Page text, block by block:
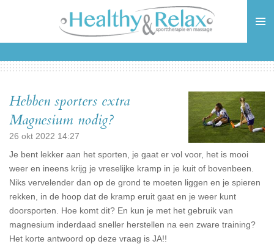
hoofdinhoud
Hebben sporters extra
Magnesium nodig?
26 okt 2022 14:27
Je bent lekker aan het sporten, je gaat er vol voor, het is mooi
weer en ineens krijg je vreselijke kramp in je kuit of bovenbeen.
Niks vervelender dan op de grond te moeten liggen en je spieren
rekken, in de hoop dat de kramp eruit gaat en je weer kunt
doorsporten. Hoe komt dit? En kun je met het gebruik van
magnesium inderdaad sneller herstellen na een zware training?
Het korte antwoord op deze vraag is JA!!